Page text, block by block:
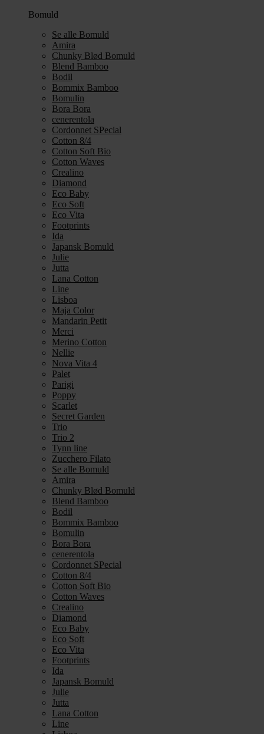
Bomuld
Se alle Bomuld
Amira
Chunky Blød Bomuld
Blend Bamboo
Bodil
Bommix Bamboo
Bomulin
Bora Bora
cenerentola
Cordonnet SPecial
Cotton 8/4
Cotton Soft Bio
Cotton Waves
Crealino
Diamond
Eco Baby
Eco Soft
Eco Vita
Footprints
Ida
Japansk Bomuld
Julie
Jutta
Lana Cotton
Line
Lisboa
Maja Color
Mandarin Petit
Merci
Merino Cotton
Nellie
Nova Vita 4
Palet
Parigi
Poppy
Scarlet
Secret Garden
Trio
Trio 2
Tynn line
Zucchero Filato
Se alle Bomuld
Amira
Chunky Blød Bomuld
Blend Bamboo
Bodil
Bommix Bamboo
Bomulin
Bora Bora
cenerentola
Cordonnet SPecial
Cotton 8/4
Cotton Soft Bio
Cotton Waves
Crealino
Diamond
Eco Baby
Eco Soft
Eco Vita
Footprints
Ida
Japansk Bomuld
Julie
Jutta
Lana Cotton
Line